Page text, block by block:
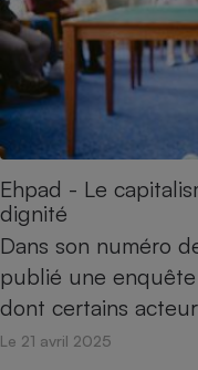
Ehpad - Le
dignité
Dans son numéro
publié une
dont certains
Le 21 avril 2025